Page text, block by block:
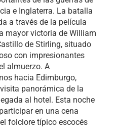
e Inglaterra. La batalla
a través de la película
mayor victoria de William
de Stirling, situado
con impresionantes
almuerzo. A
hacia Edimburgo,
panorámica de la
al hotel. Esta noche
en una cena
folclore típico escocés